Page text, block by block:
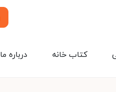
درباره ما کتاب خانه